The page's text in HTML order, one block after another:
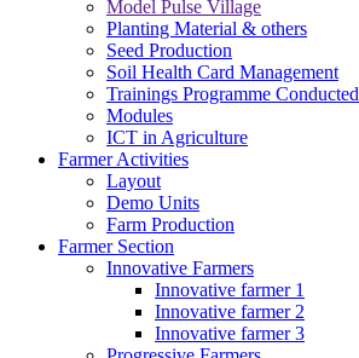
Model Pulse Village
Planting Material & others
Seed Production
Soil Health Card Management
Trainings Programme Conducted
Modules
ICT in Agriculture
Farmer Activities
Layout
Demo Units
Farm Production
Farmer Section
Innovative Farmers
Innovative farmer 1
Innovative farmer 2
Innovative farmer 3